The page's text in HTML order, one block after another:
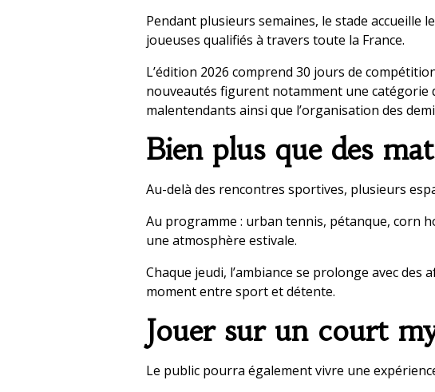
Pendant plusieurs semaines, le stade accueille
joueuses qualifiés à travers toute la France.
L’édition 2026 comprend 30 jours de
nouveautés figurent notamment une catégorie
malentendants ainsi que l’organisation des
Bien plus que des
Au-delà des rencontres sportives, plusieurs
Au programme : urban tennis, pétanque, corn
une atmosphère estivale.
Chaque jeudi, l’ambiance se prolonge avec
moment entre sport et détente.
Jouer sur un court
Le public pourra également vivre une